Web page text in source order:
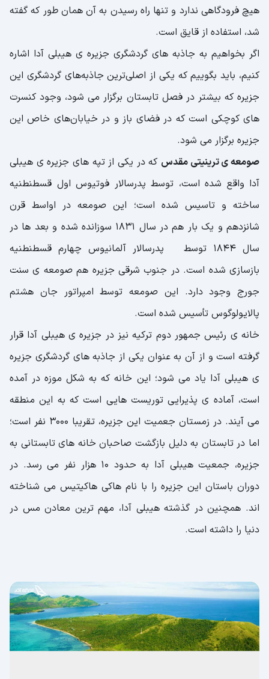
هیچ فرودگاهی ندارد و تنها راه رسیدن به آن همان طور که گفته
شد، استفاده از قایق است.
اگر بخواهیم به جاذبه های گردشگری جزیره ی هیبلی آدا اشاره
کنیم، باید بگوییم که یکی از اصلی‌ترین جاذبه‌های گردشگری این
جزیره که بیشتر در فصل تابستان برگزار می شود، وجود کنسرت
‌های کوچکی است که در فضای باز و در خیابان‌های خاص این
جزیره برگزار می شود.
صومعه ی ترینیتی مقدس که در یکی از تپه های جزیره ی هیبلی
آدا واقع شده است، توسط پدرسالار فوتیوس اول قسطنطنیه
ساخته و تاسیس شده است؛ این صومعه در اواسط قرن
شانزدهم و یک ‌بار هم در سال 1831 سوزانده شده و بعد ها در
سال 1844 توسط پدرسالار آلمانیوس چهارم قسطنطنیه
بازسازی شده است. در جنوب شرقی جزیره هم صومعه ی سنت
جورج وجود دارد. این صومعه توسط امپراتور جان هشتم
پالایولوگوس تأسیس شده است.
خانه ی رئیس ‌جمهور دوم ترکیه نیز در جزیره ی هیبلی ‌آدا قرار
گرفته است و از آن به عنوان یکی از جاذبه ‌های گردشگری جزیره
ی هیبلی ‌آدا یاد می شود؛ این خانه که به شکل موزه در آمده
است، آماده ی پذیرایی توریست هایی است که به این منطقه
می آیند. در زمستان جعمیت این جزیره، تقریبا 3000 نفر است؛
اما در تابستان به دلیل بازگشت صاحبان خانه های تابستانی به
جزیره، جمعیت هیبلی آدا به حدود 10 هزار نفر می رسد. در
دوران باستان این جزیره را با نام هاکی هاکیتیس می شناخته
اند. همچنین در گذشته هیبلی آدا، مهم ‌ترین معادن مس در
دنیا را داشته است.